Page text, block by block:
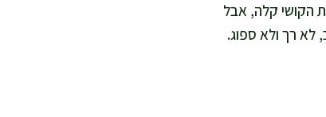
נותנת לתנור לעשות את העבודה עוד 30–40 דקות. רמת הקושי קלה, אבל
לא רך ולא ספוג.